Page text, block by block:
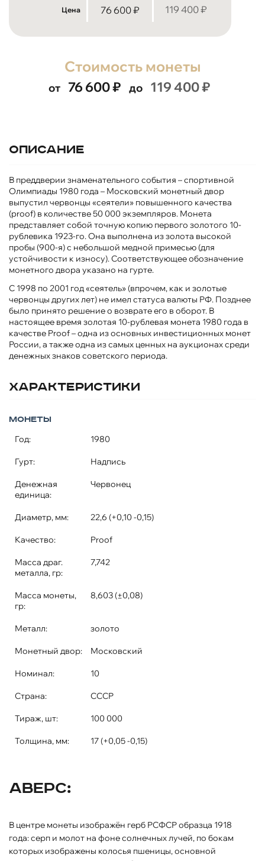
Цена 76 600₽ 119 400₽
Стоимость монеты
от 76 600₽ до 119 400₽
Описание
В преддверии знаменательного события – спортивной
Олимпиады 1980 года – Московский монетный двор
выпустил червонцы «сеятели» повышенного качества
(proof) в количестве 50 000 экземпляров. Монета
представляет собой точную копию первого золотого 10-
рублевика 1923-го. Она выполнена из золота высокой
пробы (900-я) с небольшой медной примесью (для
устойчивости к износу). Соответствующее обозначение
монетного двора указано на гурте.
С 1998 по 2001 год «сеятель» (впрочем, как и золотые
червонцы других лет) не имел статуса валюты РФ. Позднее
было принято решение о возврате его в оборот. В
настоящее время золотая 10-рублевая монета 1980 года в
качестве Proof – одна из основных инвестиционных монет
России, а также одна из самых ценных на аукционах среди
денежных знаков советского периода.
Характеристики
Монеты
Год: 1980
Гурт: Надпись
Денежная
единица:
Червонец
Диаметр, мм: 22,6 (+0,10 -0,15)
Качество: Proof
Масса драг.
металла, гр:
7,742
Масса монеты,
гр:
8,603 (±0,08)
Металл: золото
Монетный двор: Московский
Номинал: 10
Страна: СССР
Тираж, шт: 100 000
Толщина, мм: 17 (+0,05 -0,15)
Аверс:
В центре монеты изображён герб РСФСР образца 1918
года: серп и молот на фоне солнечных лучей, по бокам
которых изображены колосья пшеницы, основной